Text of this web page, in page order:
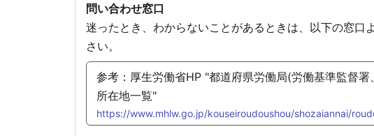
問い合わせ窓口
迷ったとき、わからないことがあるときは、以下の窓口
さい。
参考：厚生労働省HP "都道府県労働局(労働基準監督署
所在地一覧"
https://www.mhlw.go.jp/kouseiroudoushou/shozaiannai/